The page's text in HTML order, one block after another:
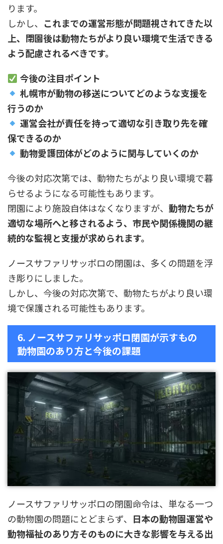
ります。
しかし、 これまでの運営形態が問題視されてきた以
上、閉園後は動物たちがより良い環境で生活できる
よう配慮されるべきです。
今後の注目ポイント
札幌市が動物の移送についてどのような支援を
行うのか
運営会社が責任を持って適切な引き取り先を確
保できるのか
動物愛護団体がどのように関与していくのか
今後の対応次第では、動物たちがより良い環境で暮
らせるようになる可能性もあります。
閉園により施設自体はなくなりますが、 動物たちが
適切な場所へと移されるよう、市民や関係機関の継
続的な監視と支援が求められます。
ノースサファリサッポロの閉園は、多くの問題を浮
き彫りにしました。
しかし、今後の対応次第で、動物たちがより良い環
境で保護される可能性もあります。
6. ノースサファリサッポロ閉園が示すもの
動物園のあり方と今後の課題
ノースサファリサッポロの閉園命令は、単なる一つ
の動物園の問題にとどまらず、 日本の動物園運営や
動物福祉のあり方そのものに大きな影響を与える出